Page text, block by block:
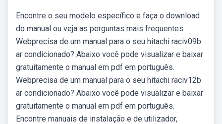
Encontre o seu modelo específico e faça o download
do manual ou veja as perguntas mais frequentes.
Webprecisa de um manual para o seu hitachi raciv09b
ar condicionado? Abaixo você pode visualizar e baixar
gratuitamente o manual em pdf em português.
Webprecisa de um manual para o seu hitachi raciv12b
ar condicionado? Abaixo você pode visualizar e baixar
gratuitamente o manual em pdf em português.
Encontre manuais de instalação e de utilizador,